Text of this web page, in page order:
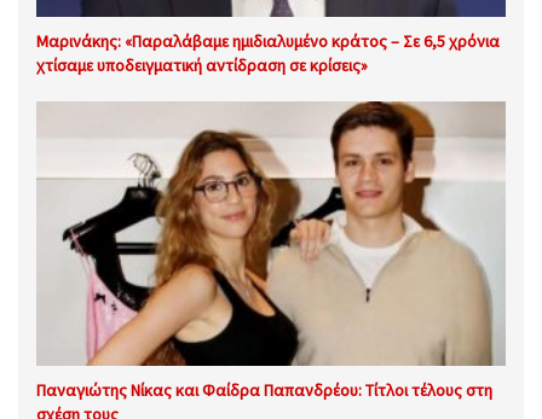
Μαρινάκης: «Παραλάβαμε ημιδιαλυμένο κράτος – Σε 6,5 χρόνια
χτίσαμε υποδειγματική αντίδραση σε κρίσεις»
Παναγιώτης Νίκας και Φαίδρα Παπανδρέου: Τίτλοι τέλους στη
σχέση τους